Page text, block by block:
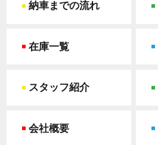
納車までの流れ
在庫一覧
スタッフ紹介
会社概要